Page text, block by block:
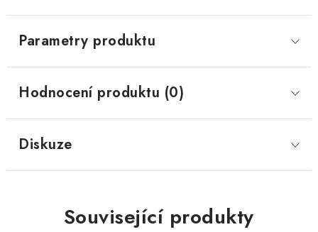
Parametry produktu
Hodnocení produktu (0)
Diskuze
Související produkty